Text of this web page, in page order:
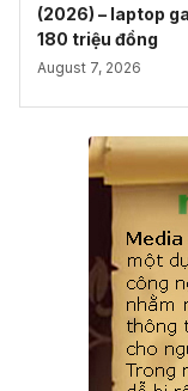
(2026) – laptop
180 triệu đồng
August 7, 2026